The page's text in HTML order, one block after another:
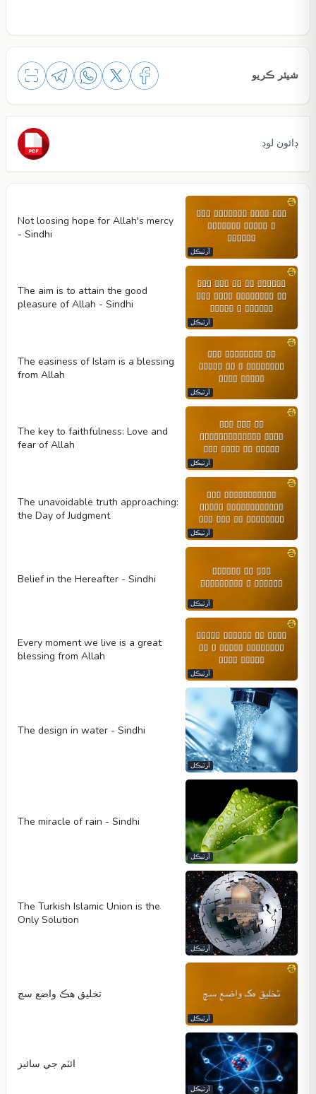
شيئر ڪريو
ڊائون لوڊ
آرٽيڪل
Not loosing hope for Allah's mercy
- Sindhi
آرٽيڪل
The aim is to attain the good
pleasure of Allah - Sindhi
آرٽيڪل
The easiness of Islam is a blessing
from Allah
آرٽيڪل
The key to faithfulness: Love and
fear of Allah
آرٽيڪل
The unavoidable truth approaching:
the Day of Judgment
آرٽيڪل
Belief in the Hereafter - Sindhi
آرٽيڪل
Every moment we live is a great
blessing from Allah
آرٽيڪل
The design in water - Sindhi
آرٽيڪل
The miracle of rain - Sindhi
آرٽيڪل
The Turkish Islamic Union is the
Only Solution
آرٽيڪل
تخليق هڪ واضع سچ
آرٽيڪل
ائٽم جي سائيز